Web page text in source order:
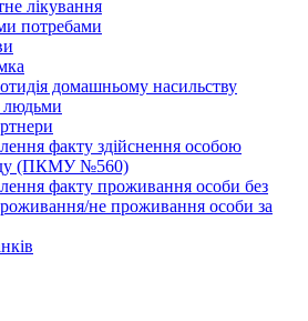
лікування
потребами
домашньому насильству
людьми
факту здійснення особою
(ПКМУ №560)
факту проживання особи без
не проживання особи за